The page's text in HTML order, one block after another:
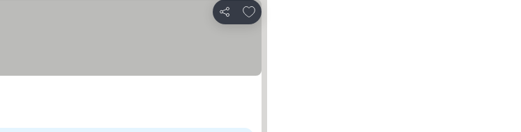
Partilhar
Adicionar aos favoritos